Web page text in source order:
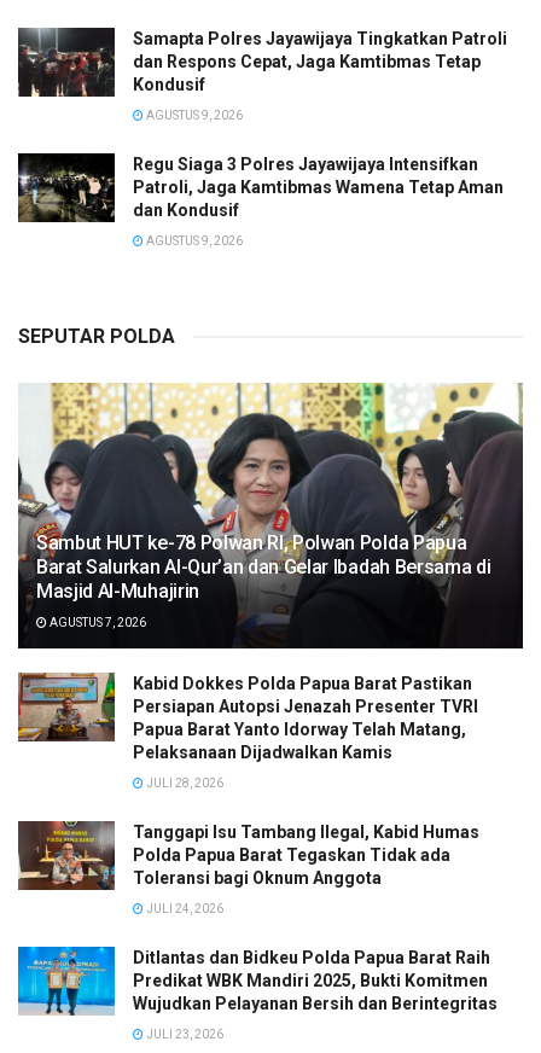
Samapta Polres Jayawijaya Tingkatkan Patroli
dan Respons Cepat, Jaga Kamtibmas Tetap
Kondusif
AGUSTUS 9, 2026
Regu Siaga 3 Polres Jayawijaya Intensifkan
Patroli, Jaga Kamtibmas Wamena Tetap Aman
dan Kondusif
AGUSTUS 9, 2026
SEPUTAR POLDA
Sambut HUT ke-78 Polwan RI, Polwan Polda Papua
Barat Salurkan Al-Qur’an dan Gelar Ibadah Bersama di
Masjid Al-Muhajirin
AGUSTUS 7, 2026
Kabid Dokkes Polda Papua Barat Pastikan
Persiapan Autopsi Jenazah Presenter TVRI
Papua Barat Yanto Idorway Telah Matang,
Pelaksanaan Dijadwalkan Kamis
JULI 28, 2026
Tanggapi Isu Tambang Ilegal, Kabid Humas
Polda Papua Barat Tegaskan Tidak ada
Toleransi bagi Oknum Anggota
JULI 24, 2026
Ditlantas dan Bidkeu Polda Papua Barat Raih
Predikat WBK Mandiri 2025, Bukti Komitmen
Wujudkan Pelayanan Bersih dan Berintegritas
JULI 23, 2026